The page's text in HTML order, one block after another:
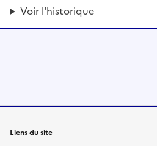
Voir l'historique
Liens du site